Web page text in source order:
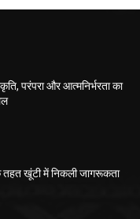
परंपरा और आत्मनिर्भरता का
तहत खूंटी में निकली जागरूकता